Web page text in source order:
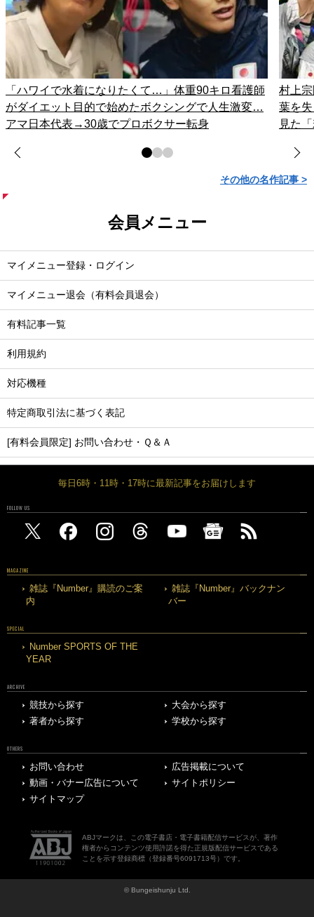
「ハワイで水着になりたくて…」体重90キロ看護師
がダイエット目的で始めたボクシングで人生激変…
アマ日本代表→30歳でプロボクサー転身
村上
葉を
見た
その他の名作記事 >
会員メニュー
マイメニュー登録・ログイン
マイメニュー退会（有料会員退会）
有料記事一覧
利用規約
対応機種
特定商取引法に基づく表記
[有料会員限定] お問い合わせ・Ｑ＆Ａ
毎日6時・11時・17時に最新記事をお届けします
FOLLOW US
MAGAZINE
雑誌『Number』購読のご案
内
雑誌『Number』バックナン
バー
SPECIAL
Number SPORTS OF THE
YEAR
ARCHIVE
競技から探す
大会から探す
著者から探す
学校から探す
OTHERS
お問い合わせ
広告掲載について
動画・バナー広告について
サイトポリシー
サイトマップ
ABJマークは、この電子書店・電子書籍配信サービスが、著作
権者からコンテンツ使用許諾を得た正規版配信サービスである
ことを示す登録商標（登録番号6091713号）です。
© Bungeishunju Ltd.